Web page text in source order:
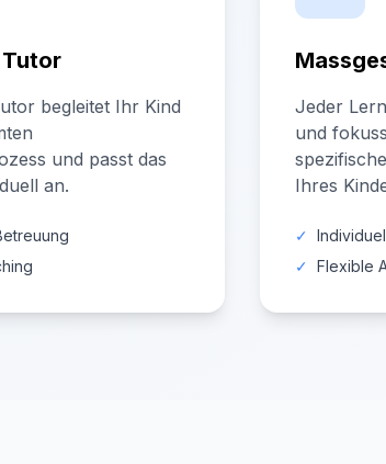
begleitet Ihr Kind
und passt das
an.
Jeder
und
Ihres
✓
✓ Flexible